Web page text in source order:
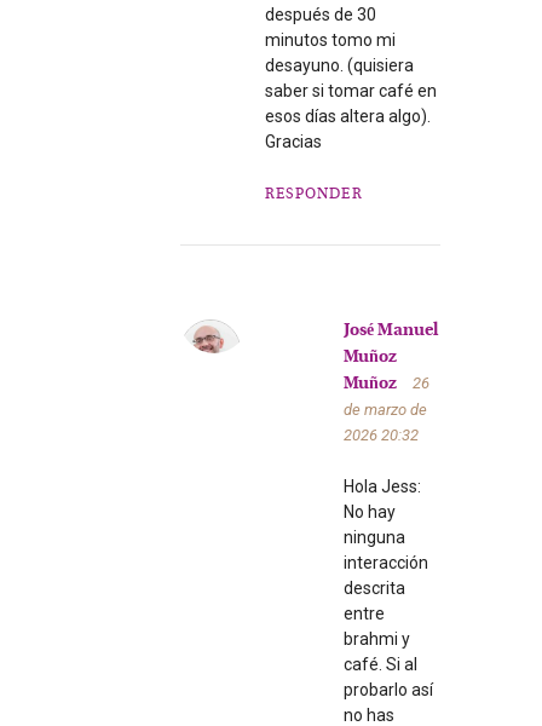
después de 30
minutos tomo mi
desayuno. (quisiera
saber si tomar café en
esos días altera algo).
Gracias
RESPONDER
José Manuel
Muñoz
Muñoz
26
de marzo de
2026 20:32
Hola Jess:
No hay
ninguna
interacción
descrita
entre
brahmi y
café. Si al
probarlo así
no has